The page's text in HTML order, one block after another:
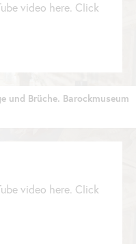
video here. Click
und Brüche. Barockmuseum
video here. Click